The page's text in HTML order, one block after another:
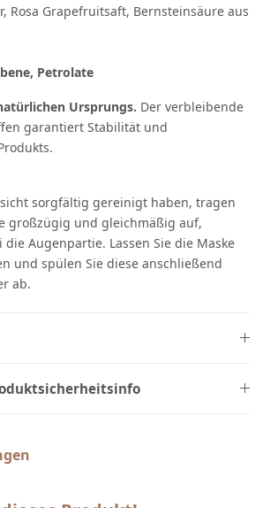
Rosa Grapefruitsaft, Bernsteinsäure aus
Petrolate
Ursprungs. Der verbleibende
garantiert Stabilität und
sorgfältig gereinigt haben, tragen
großzügig und gleichmäßig auf,
Augenpartie. Lassen Sie die Maske
und spülen Sie diese anschließend
ab.